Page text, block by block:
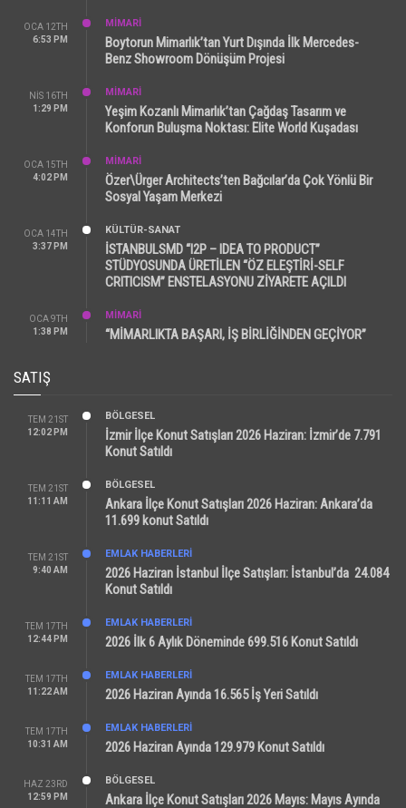
OCA 12TH
6:53 PM
MİMARİ
Boytorun Mimarlık’tan Yurt Dışında İlk Mercedes-
Benz Showroom Dönüşüm Projesi
NIS 16TH
1:29 PM
MİMARİ
Yeşim Kozanlı Mimarlık’tan Çağdaş Tasarım ve
Konforun Buluşma Noktası: Elite World Kuşadası
OCA 15TH
4:02 PM
MİMARİ
Özer\Ürger Architects’ten Bağcılar’da Çok Yönlü Bir
Sosyal Yaşam Merkezi
OCA 14TH
3:37 PM
KÜLTÜR-SANAT
İSTANBULSMD “I2P – IDEA TO PRODUCT”
STÜDYOSUNDA ÜRETİLEN “ÖZ ELEŞTİRİ-SELF
CRITICISM” ENSTELASYONU ZİYARETE AÇILDI
OCA 9TH
1:38 PM
MİMARİ
“MİMARLIKTA BAŞARI, İŞ BİRLİĞİNDEN GEÇİYOR”
SATIŞ
TEM 21ST
12:02 PM
BÖLGESEL
İzmir İlçe Konut Satışları 2026 Haziran: İzmir’de 7.791
Konut Satıldı
TEM 21ST
11:11 AM
BÖLGESEL
Ankara İlçe Konut Satışları 2026 Haziran: Ankara’da
11.699 konut Satıldı
TEM 21ST
9:40 AM
EMLAK HABERLERI
2026 Haziran İstanbul İlçe Satışları: İstanbul’da 24.084
Konut Satıldı
TEM 17TH
12:44 PM
EMLAK HABERLERI
2026 İlk 6 Aylık Döneminde 699.516 Konut Satıldı
TEM 17TH
11:22 AM
EMLAK HABERLERI
2026 Haziran Ayında 16.565 İş Yeri Satıldı
TEM 17TH
10:31 AM
EMLAK HABERLERI
2026 Haziran Ayında 129.979 Konut Satıldı
HAZ 23RD
12:59 PM
BÖLGESEL
Ankara İlçe Konut Satışları 2026 Mayıs: Mayıs Ayında